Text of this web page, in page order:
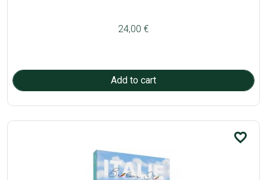
24,00 €
favorite_border